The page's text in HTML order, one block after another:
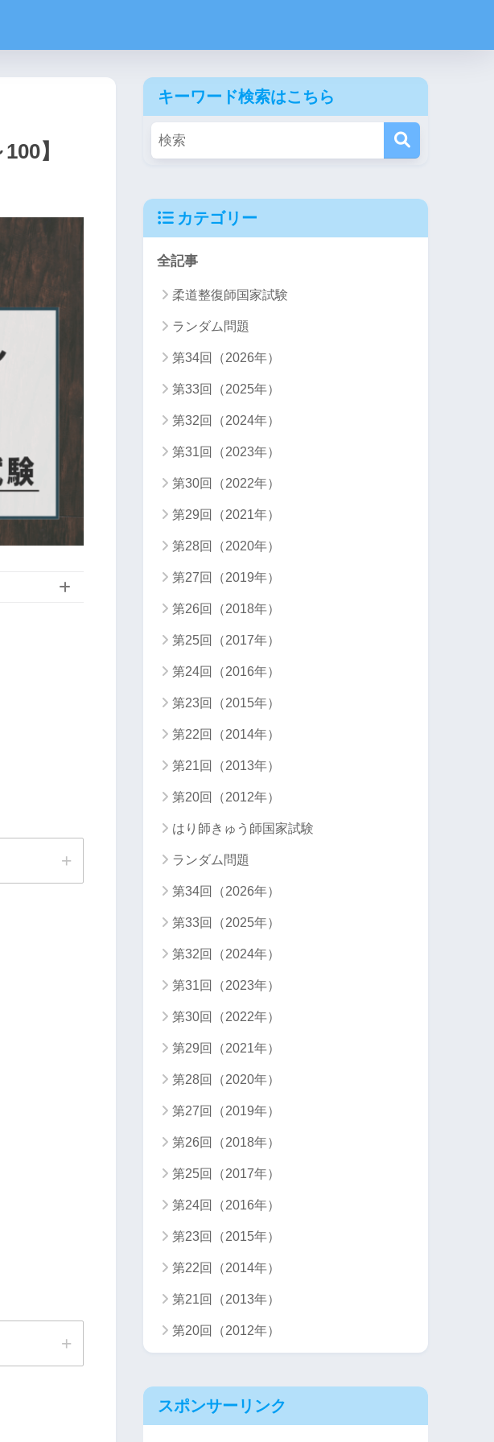
】
キーワード検索はこちら
カテゴリー
全記事
柔道整復師国家試験
ランダム問題
第34回（2026年）
第33回（2025年）
第32回（2024年）
第31回（2023年）
第30回（2022年）
第29回（2021年）
第28回（2020年）
第27回（2019年）
第26回（2018年）
第25回（2017年）
第24回（2016年）
第23回（2015年）
第22回（2014年）
第21回（2013年）
第20回（2012年）
はり師きゅう師国家試験
ランダム問題
第34回（2026年）
第33回（2025年）
第32回（2024年）
第31回（2023年）
第30回（2022年）
第29回（2021年）
第28回（2020年）
第27回（2019年）
第26回（2018年）
第25回（2017年）
第24回（2016年）
第23回（2015年）
第22回（2014年）
第21回（2013年）
第20回（2012年）
スポンサーリンク